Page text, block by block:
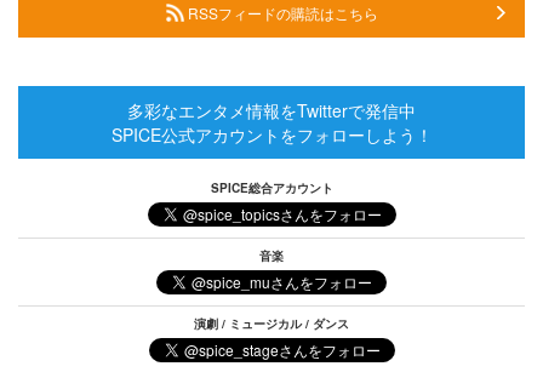
RSSフィードの購読はこちら
多彩なエンタメ情報をTwitterで発信中
SPICE公式アカウントをフォローしよう！
SPICE総合アカウント
音楽
演劇 / ミュージカル / ダンス